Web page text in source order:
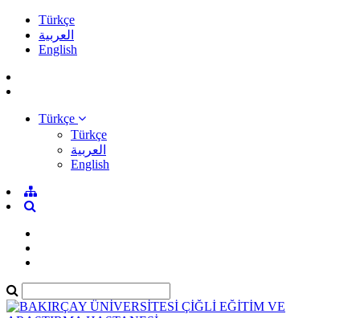
Türkçe
العربية
English
Türkçe
Türkçe
العربية
English